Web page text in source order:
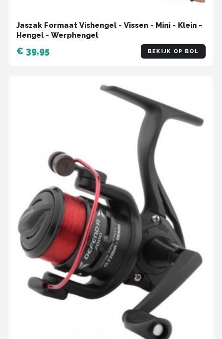
Jaszak Formaat Vishengel - Vissen - Mini - Klein -
Hengel - Werphengel
€ 39,95 BEKIJK OP BOL